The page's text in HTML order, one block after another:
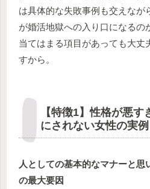
は具体的な失敗事例も交えなが
が婚活地獄への入り口になるの
当てはまる項目があっても大丈
すから。
【特徴1】性格が悪
にされない女性の実例
人としての基本的なマナーと思
の最大要因